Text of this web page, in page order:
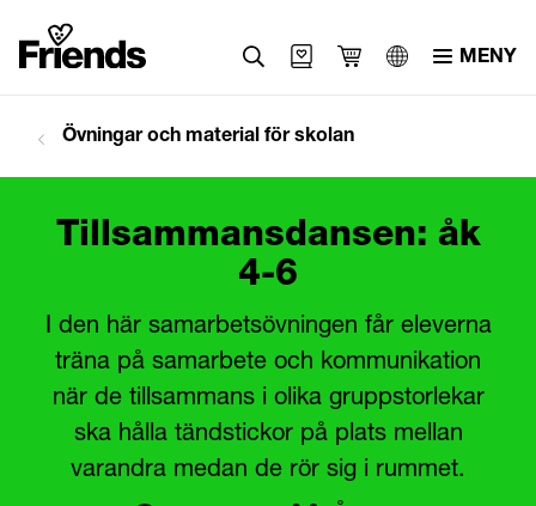
MENY
Övningar och material för skolan
Tillsammansdansen: åk
4-6
I den här samarbetsövningen får eleverna
träna på samarbete och kommunikation
när de tillsammans i olika gruppstorlekar
ska hålla tändstickor på plats mellan
varandra medan de rör sig i rummet.